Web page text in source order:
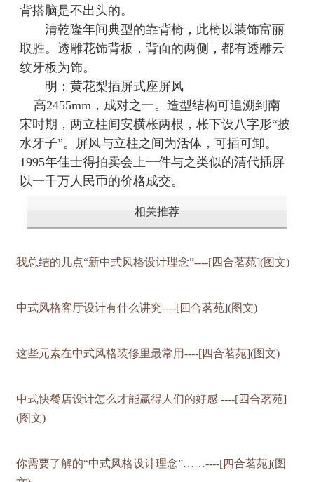
背搭脑是不出头的。
清乾隆年间典型的靠背椅，此椅以装饰富丽
取胜。透雕花饰背板，背面的两侧，都有透雕云
纹牙板为饰。
明：黄花梨插屏式座屏风
高2455mm，成对之一。造型结构可追溯到南
宋时期，两立柱间安横枨两根，枨下设八字形“披
水牙子”。屏风与立柱之间为活体，可插可卸。
1995年佳士得拍卖会上一件与之类似的清代插屏
以一千万人民币的价格成交。
相关推荐
我总结的几点“新中式风格设计理念”----[四合茗苑](图文)
中式风格客厅设计有什么讲究----[四合茗苑](图文)
这些元素在中式风格装修里最常用----[四合茗苑](图文)
中式快餐店设计怎么才能赢得人们的好感 ----[四合茗苑]
(图文)
你需要了解的“中式风格设计理念”……----[四合茗苑](图